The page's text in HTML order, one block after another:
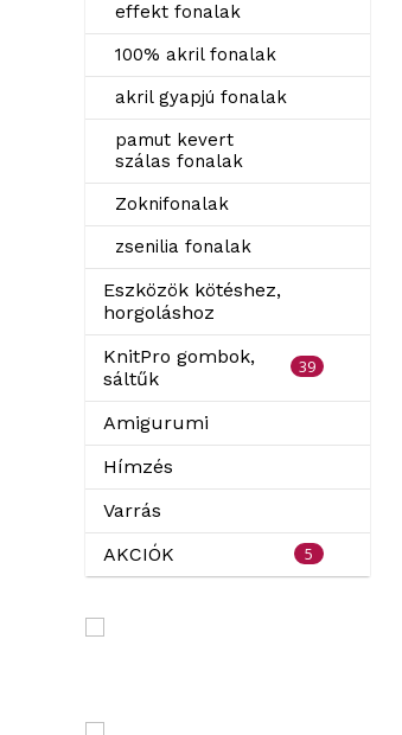
effekt fonalak
100% akril fonalak
akril gyapjú fonalak
pamut kevert
szálas fonalak
Zoknifonalak
zsenilia fonalak
Eszközök kötéshez,
horgoláshoz
KnitPro gombok,
sáltűk
39
Amigurumi
Hímzés
Varrás
AKCIÓK
5